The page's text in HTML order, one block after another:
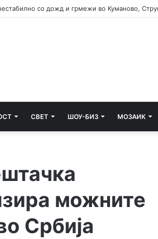
СВЕТ ШОУ-БИЗ МОЗАИК
можните
Србија